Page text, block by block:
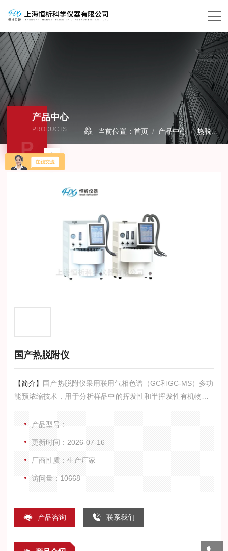
产品中心
PRODUCTS
P
当前位置：首页 / 产品中心/热脱附
国产热脱附仪
【简介】 国产热脱附仪采用联用气相色谱（GC和GC-MS）多功
能预浓缩技术，用于分析样品中的挥发性和半挥发性有机物（V
产品型号：
更新时间：2026-07-16
厂商性质：生产厂家
访问量：10668
产品咨询 联系我们